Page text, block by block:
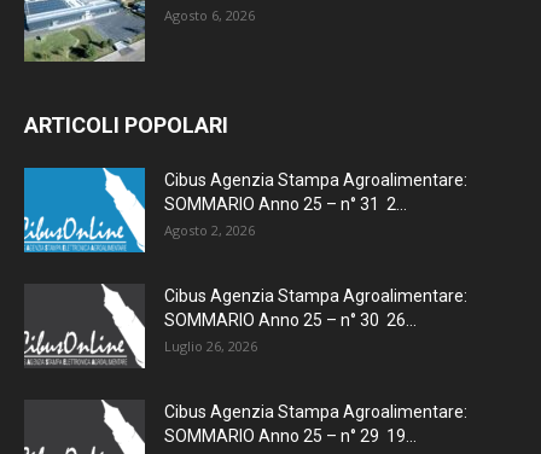
Agosto 6, 2026
ARTICOLI POPOLARI
Cibus Agenzia Stampa Agroalimentare:
SOMMARIO Anno 25 – n° 31 2...
Agosto 2, 2026
Cibus Agenzia Stampa Agroalimentare:
SOMMARIO Anno 25 – n° 30 26...
Luglio 26, 2026
Cibus Agenzia Stampa Agroalimentare:
SOMMARIO Anno 25 – n° 29 19...